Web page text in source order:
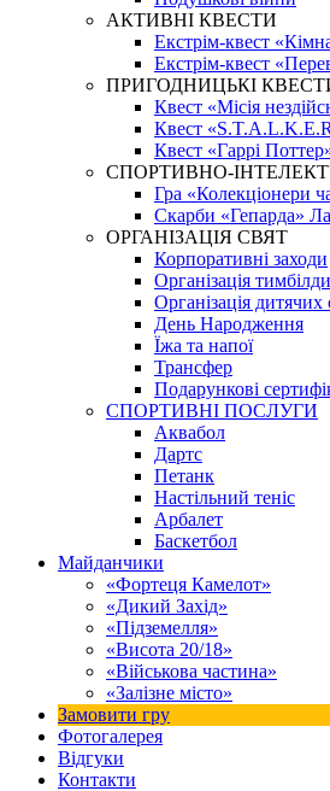
АКТИВНІ КВЕСТИ
Екстрім-квест
Екстрім-квест
ПРИГОДНИЦЬКІ
Квест «Місія
Квест
Квест «Гаррі
СПОРТИВНО-
Гра «Колекціонери
Скарби «Гепарда»
ОРГАНІЗАЦІЯ СВЯТ
Корпоративні заходи
Організація
Організація дитячих
День Народження
Їжа та напої
Трансфер
Подарункові
СПОРТИВНІ ПОСЛУГИ
Аквабол
Дартс
Петанк
Настільний теніс
Арбалет
Баскетбол
Майданчики
«Фортеця Камелот»
«Дикий Захід»
«Підземелля»
«Висота 20/18»
«Військова частина»
«Залізне місто»
Замовити гру
Фотогалерея
Відгуки
Контакти